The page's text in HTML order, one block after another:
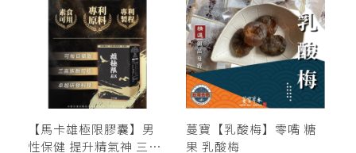
【馬卡雄極限膠囊】男
性保健 提升精氣神 三高
蔓寶【乳酸梅】零嘴 糖
果 乳酸梅